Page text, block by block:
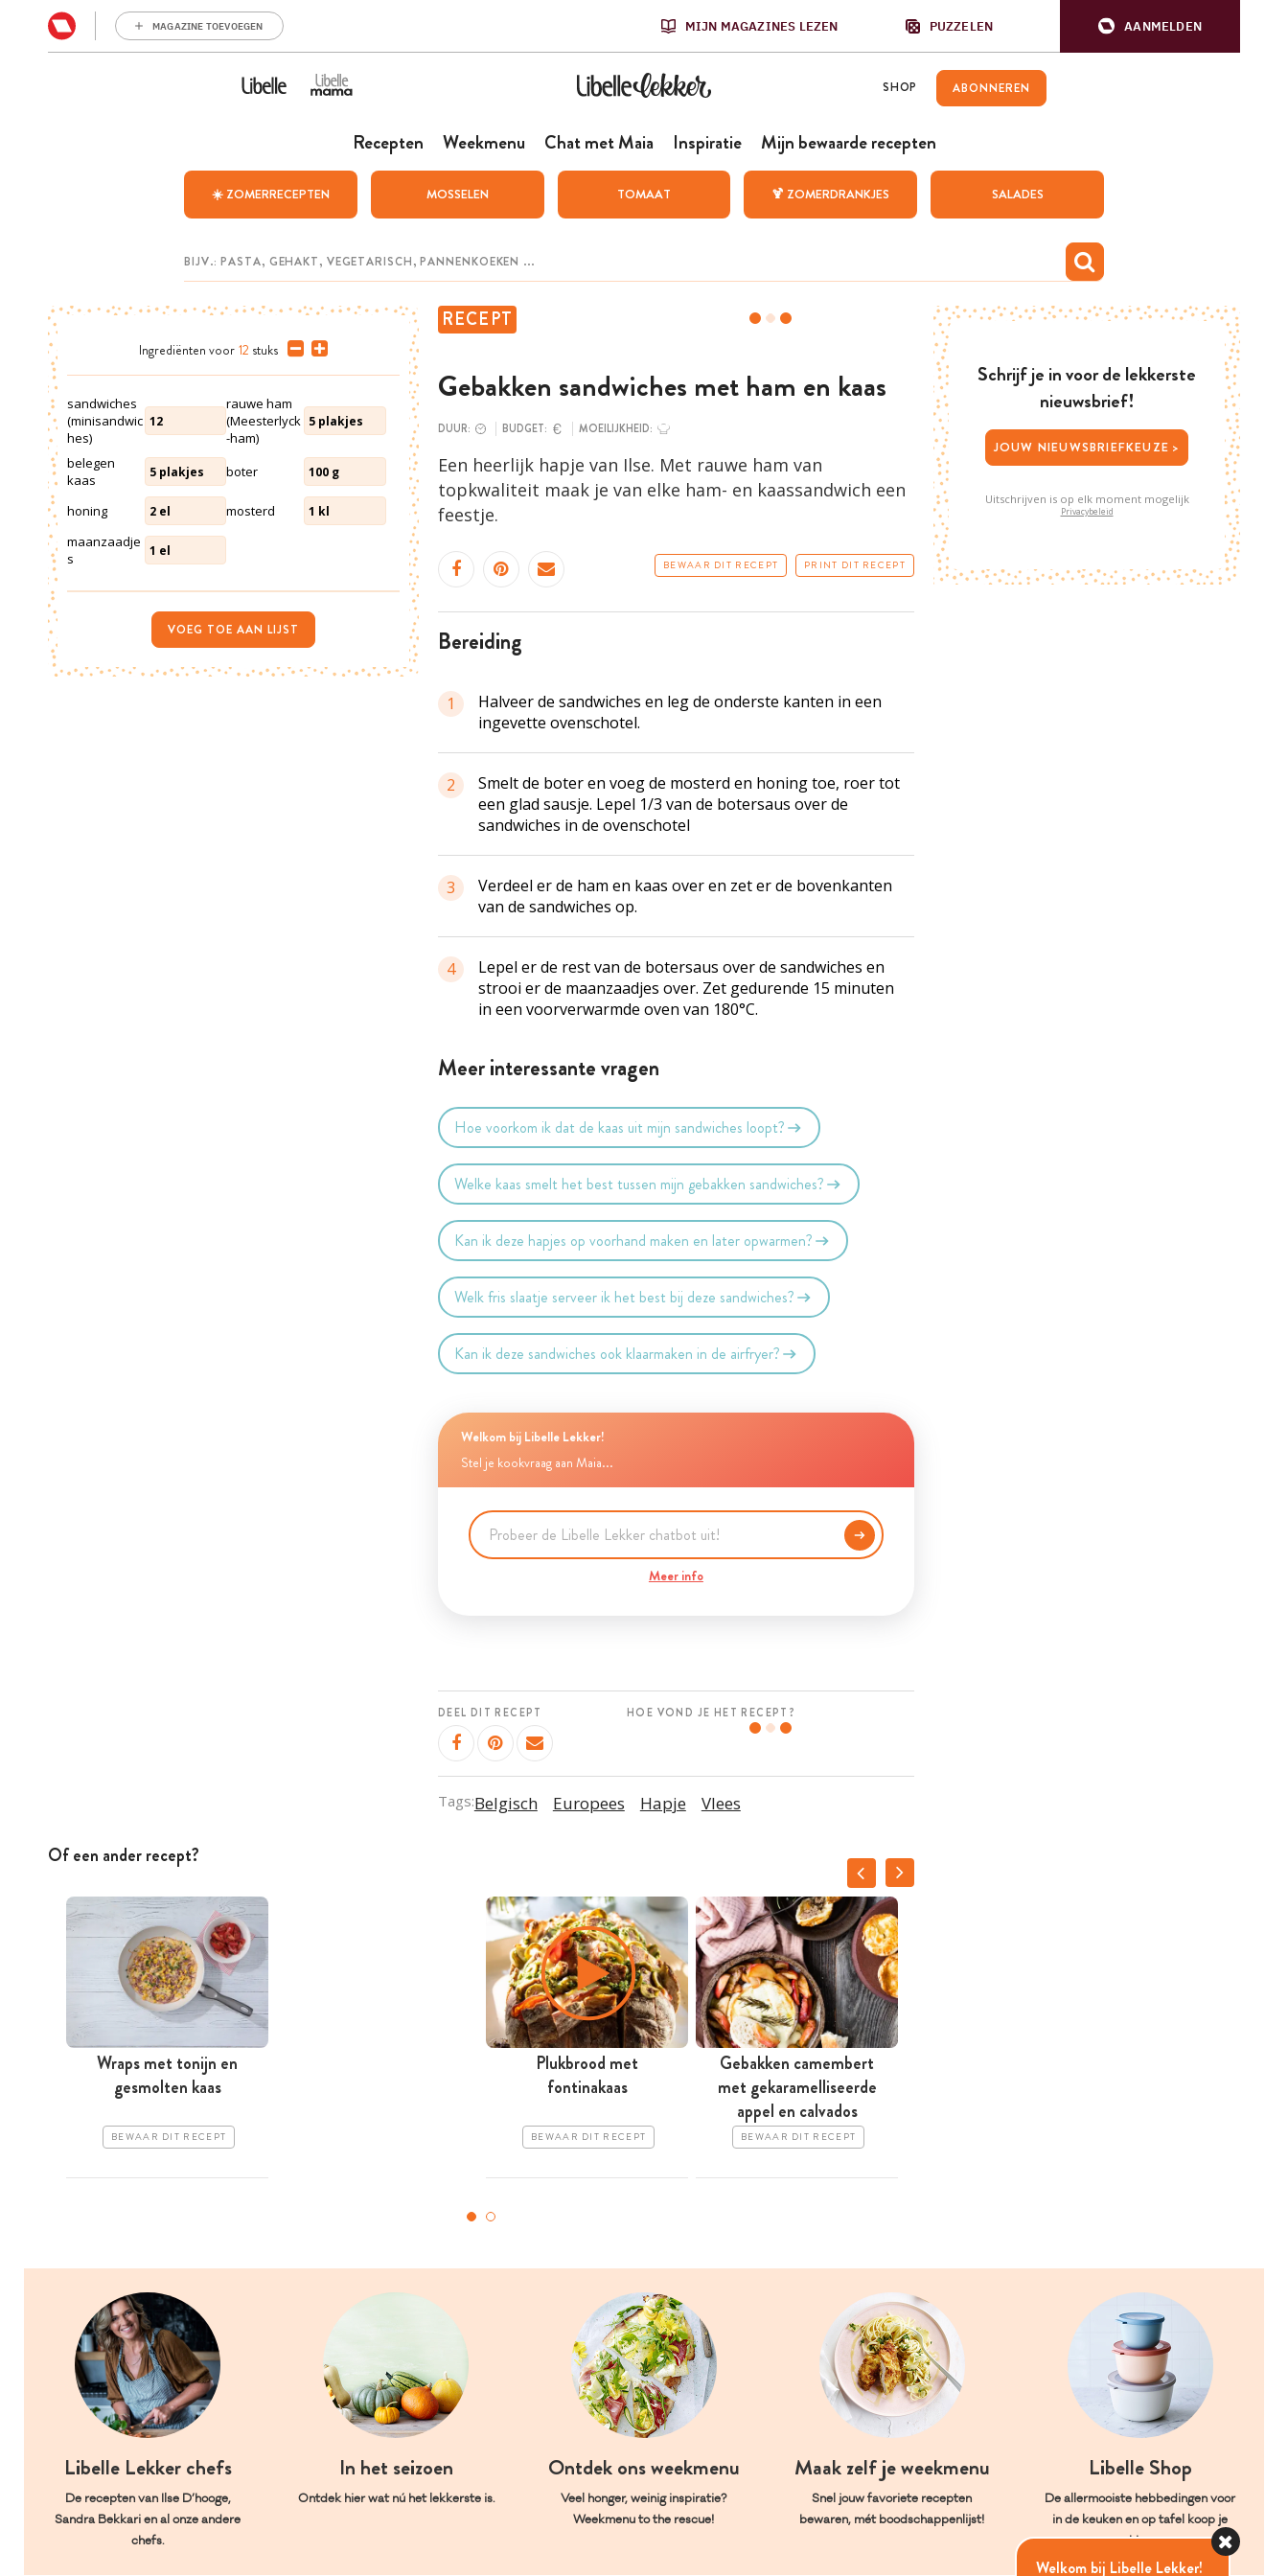
MAGAZINE TOEVOEGEN MIJN MAGAZINES LEZEN PUZZELEN AANMELDEN
SHOP ABONNEREN
Recepten Weekmenu Chat met Maia Inspiratie Mijn bewaarde recepten
☀️ ZOMERRECEPTEN MOSSELEN TOMAAT 🍹 ZOMERDRANKJES SALADES
RECEPT
Gebakken sandwiches met ham en kaas
DUUR: BUDGET: MOEILIJKHEID:
Een heerlijk hapje van Ilse. Met rauwe ham van
topkwaliteit maak je van elke ham- en kaassandwich een
feestje.
BEWAAR DIT RECEPT PRINT DIT RECEPT
bereiding
1
Halveer de sandwiches en leg de onderste kanten in een
ingevette ovenschotel.
2
Smelt de boter en voeg de mosterd en honing toe, roer tot
een glad sausje. Lepel 1/3 van de botersaus over de
sandwiches in de ovenschotel
3
Verdeel er de ham en kaas over en zet er de bovenkanten
van de sandwiches op.
4
Lepel er de rest van de botersaus over de sandwiches en
strooi er de maanzaadjes over. Zet gedurende 15 minuten
in een voorverwarmde oven van 180°C.
Meer interessante vragen
Hoe voorkom ik dat de kaas uit mijn sandwiches loopt?
Welke kaas smelt het best tussen mijn gebakken sandwiches?
Kan ik deze hapjes op voorhand maken en later opwarmen?
Welk fris slaatje serveer ik het best bij deze sandwiches?
Kan ik deze sandwiches ook klaarmaken in de airfryer?
Welkom bij Libelle Lekker!
Stel je kookvraag aan Maia...
Meer info
DEEL DIT RECEPT HOE VOND JE HET RECEPT?
Tags:Belgisch Europees Hapje Vlees
Ingrediënten voor 12 stuks
sandwiches
(minisandwic
hes)
12
rauwe ham
(Meesterlyck
-ham)
5 plakjes
belegen
kaas
5 plakjes boter 100 g
honing 2 el mosterd 1 kl
maanzaadje
s
1 el
VOEG TOE AAN LIJST
Of een ander recept?
Wraps met tonijn en
gesmolten kaas
BEWAAR DIT RECEPT
Plukbrood met
fontinakaas
BEWAAR DIT RECEPT
Gebakken camembert
met gekaramelliseerde
appel en calvados
BEWAAR DIT RECEPT
Schrijf je in voor de lekkerste
nieuwsbrief!
JOUW NIEUWSBRIEFKEUZE >
Uitschrijven is op elk moment mogelijk
Privacybeleid
Libelle Lekker chefs
De recepten van Ilse D’hooge,
Sandra Bekkari en al onze andere
chefs.
In het seizoen
Ontdek hier wat nú het lekkerste is.
Ontdek ons weekmenu
Veel honger, weinig inspiratie?
Weekmenu to the rescue!
Maak zelf je weekmenu
Snel jouw favoriete recepten
bewaren, mét boodschappenlijst!
Libelle Shop
De allermooiste hebbedingen voor
in de keuken en op tafel koop je
hier.
Welkom bij Libelle Lekker!